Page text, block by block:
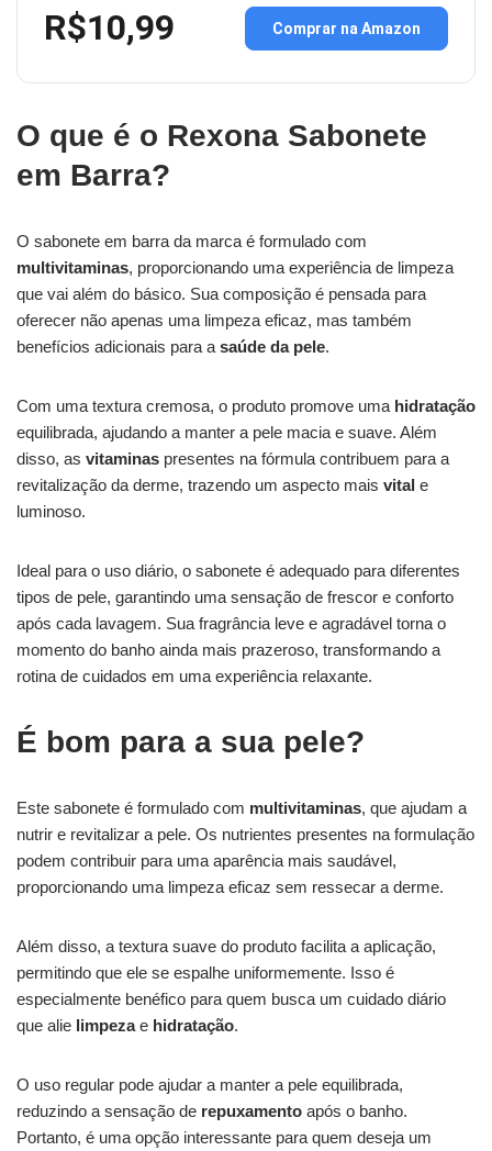
R$10,99 Comprar na Amazon
O que é o Rexona Sabonete
em Barra?
O sabonete em barra da marca é formulado com
multivitaminas, proporcionando uma experiência de limpeza
que vai além do básico. Sua composição é pensada para
oferecer não apenas uma limpeza eficaz, mas também
benefícios adicionais para asaúde da pele.
Com uma textura cremosa, o produto promove uma hidratação
equilibrada, ajudando a manter a pele macia e suave. Além
disso, as vitaminas presentes na fórmula contribuem para a
revitalização da derme, trazendo um aspecto mais vital e
luminoso.
Ideal para o uso diário, o sabonete é adequado para diferentes
tipos de pele, garantindo uma sensação de frescor e conforto
após cada lavagem. Sua fragrância leve e agradável torna o
momento do banho ainda mais prazeroso, transformando a
rotina de cuidados em uma experiência relaxante.
É bom para a sua pele?
Este sabonete é formulado com multivitaminas, que ajudam a
nutrir e revitalizar a pele. Os nutrientes presentes na formulação
podem contribuir para uma aparência mais saudável,
proporcionando uma limpeza eficaz sem ressecar a derme.
Além disso, a textura suave do produto facilita a aplicação,
permitindo que ele se espalhe uniformemente. Isso é
especialmente benéfico para quem busca um cuidado diário
que alie limpezae hidratação.
O uso regular pode ajudar a manter a pele equilibrada,
reduzindo a sensação de repuxamento após o banho.
Portanto, é uma opção interessante para quem deseja um